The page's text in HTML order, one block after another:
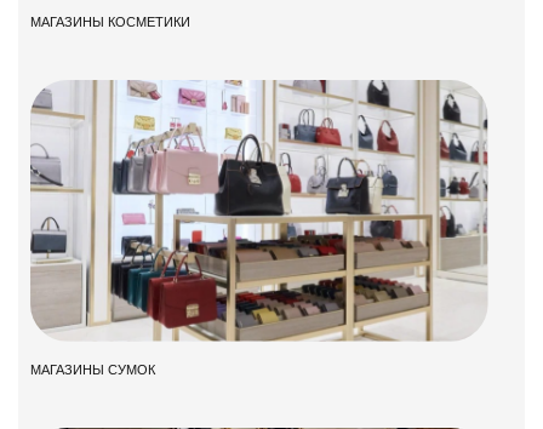
МАГАЗИНЫ КОСМЕТИКИ
МАГАЗИНЫ СУМОК